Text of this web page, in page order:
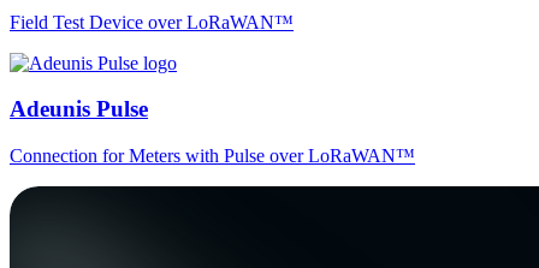
Field Test Device over LoRaWAN™
Adeunis Pulse
Connection for Meters with Pulse over LoRaWAN™